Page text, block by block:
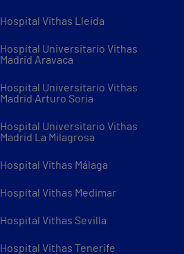
Hospital Vithas Lleida
Hospital Universitario Vithas
Madrid Aravaca
Hospital Universitario Vithas
Madrid Arturo Soria
Hospital Universitario Vithas
Madrid La Milagrosa
Hospital Vithas Málaga
Hospital Vithas Medimar
Hospital Vithas Sevilla
Hospital Vithas Tenerife